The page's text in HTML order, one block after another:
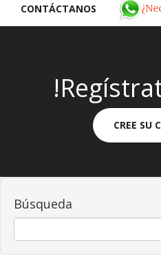
CONTÁCTANOS
CREE SU
Búsqueda